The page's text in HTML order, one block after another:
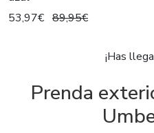
53,97€ 89,95€
¡Has
Prenda